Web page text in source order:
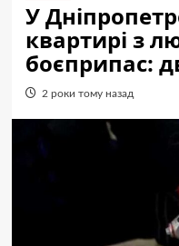
У
квартирі з
боєприпас:
2 роки тому назад